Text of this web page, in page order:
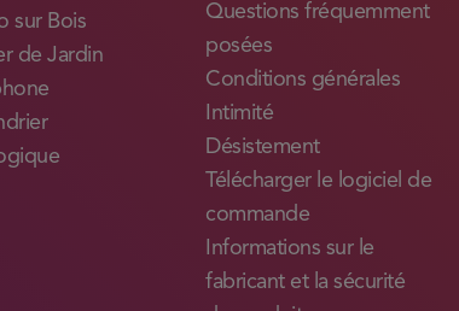
sur Bois
de Jardin
Questions fréquemment
posées
Conditions générales
Intimité
Désistement
Télécharger le logiciel de
commande
Informations sur le
fabricant et la sécurité